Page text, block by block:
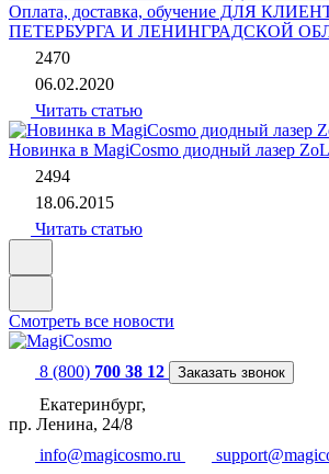
Оплата, доставка, обучение ДЛЯ
ПЕТЕРБУРГА И ЛЕНИНГРАДСКОЙ
2470
06.02.2020
Читать статью
Новинка в MagiCosmo диодный лазер
2494
18.06.2015
Читать статью
Смотреть все новости
8 (800) 700 38 12 Заказать звонок
Екатеринбург,
пр. Ленина, 24/8
info@magicosmo.ru